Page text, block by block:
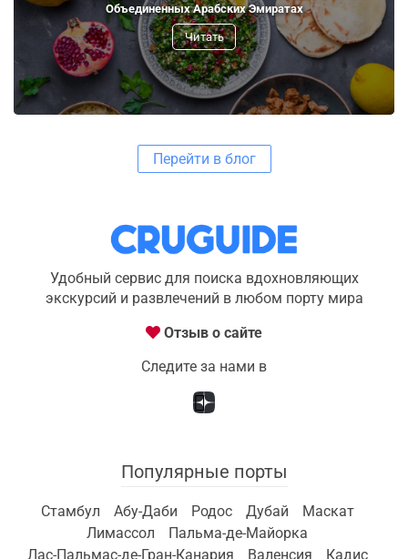
Объединенных Арабских Эмиратах
Читать
Перейти в блог
Удобный сервис для поиска вдохновляющих
экскурсий и развлечений в любом порту мира
Отзыв о сайте
Следите за нами в
Популярные порты
Стамбул Абу-Даби Родос Дубай
Маскат
Лимассол
Пальма-де-Майорка
Лас-Пальмас-де-Гран-Канария
Валенсия Кадис